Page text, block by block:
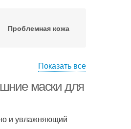
Проблемная кожа
Показать все
маски для
и увлажняющий